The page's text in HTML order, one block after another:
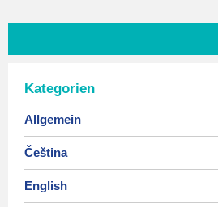
Kategorien
Allgemein
Čeština
English